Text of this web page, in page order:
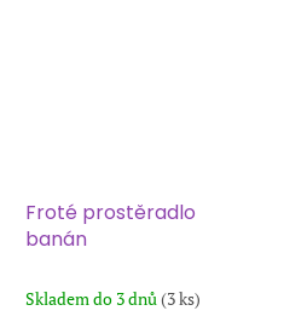
Froté prostěradlo
banán
Skladem do 3 dnů(3 ks)